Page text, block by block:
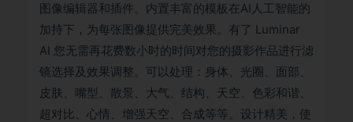
图像编辑器和插件。内置丰富的模板在AI人工智能的
加持下，为每张图像提供完美效果。有了 Luminar
AI 您无需再花费数小时的时间对您的摄影作品进行滤
镜选择及效果调整。可以处理：身体、光圈、面部、
皮肤、嘴型、散景、大气、结构、天空、色彩和谐、
超对比、心情、增强天空、合成等等。设计精美，使